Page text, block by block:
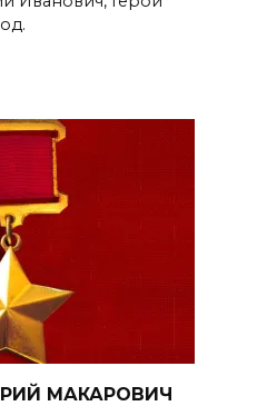
МАКАРОВИЧ